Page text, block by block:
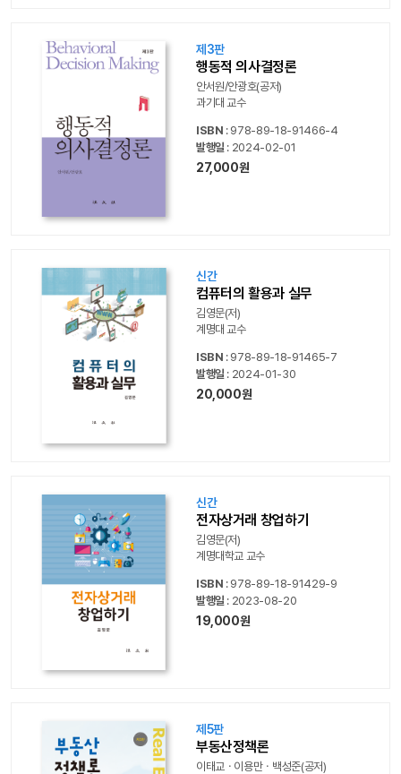
제3판
행동적 의사결정론
안서원/안광호(공저)
과기대 교수
ISBN : 978-89-18-91466-4
발행일 : 2024-02-01
27,000원
신간
컴퓨터의 활용과 실무
김영문(저)
계명대 교수
ISBN : 978-89-18-91465-7
발행일 : 2024-01-30
20,000원
신간
전자상거래 창업하기
김영문(저)
계명대학교 교수
ISBN : 978-89-18-91429-9
발행일 : 2023-08-20
19,000원
제5판
부동산정책론
이태교ㆍ이용만ㆍ백성준(공저)